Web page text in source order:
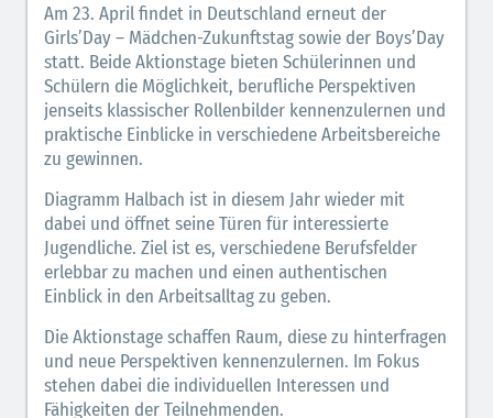
Am 23. April findet in Deutschland erneut der
Girls’Day – Mädchen-Zukunftstag sowie der Boys’Day
statt. Beide Aktionstage bieten Schülerinnen und
Schülern die Möglichkeit, berufliche Perspektiven
jenseits klassischer Rollenbilder kennenzulernen und
praktische Einblicke in verschiedene Arbeitsbereiche
zu gewinnen.
Diagramm Halbach ist in diesem Jahr wieder mit
dabei und öffnet seine Türen für interessierte
Jugendliche. Ziel ist es, verschiedene Berufsfelder
erlebbar zu machen und einen authentischen
Einblick in den Arbeitsalltag zu geben.
Die Aktionstage schaffen Raum, diese zu hinterfragen
und neue Perspektiven kennenzulernen. Im Fokus
stehen dabei die individuellen Interessen und
Fähigkeiten der Teilnehmenden.